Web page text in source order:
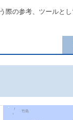
の参考、ツールと